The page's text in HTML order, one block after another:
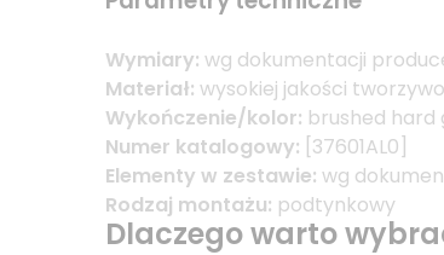
Wymiary: wg dokumentacji
Materiał: wysokiej jakości
Wykończenie/kolor: brushed hard
Numer katalogowy: [37601AL0]
Elementy w zestawie: wg
Rodzaj montażu: podtynkowy
Dlaczego warto